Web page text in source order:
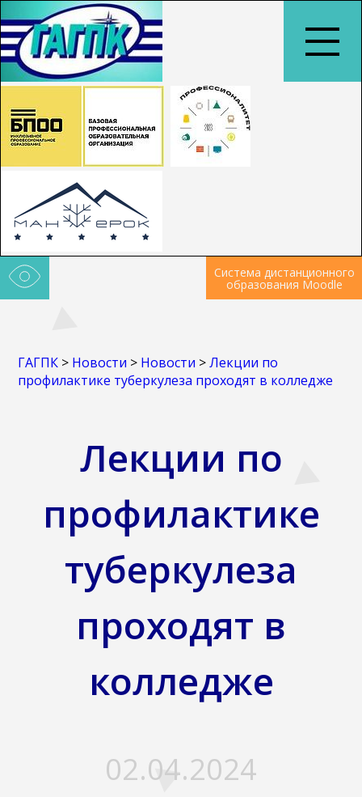
Система дистанционного
образования Moodle
ГАГПК > Новости > Новости >Лекции по
профилактике туберкулеза проходят в колледже
Лекции по
профилактике
туберкулеза
проходят в
колледже
02.04.2024